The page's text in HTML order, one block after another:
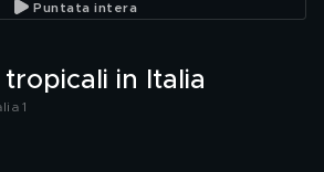
Puntata intera
in Italia
1